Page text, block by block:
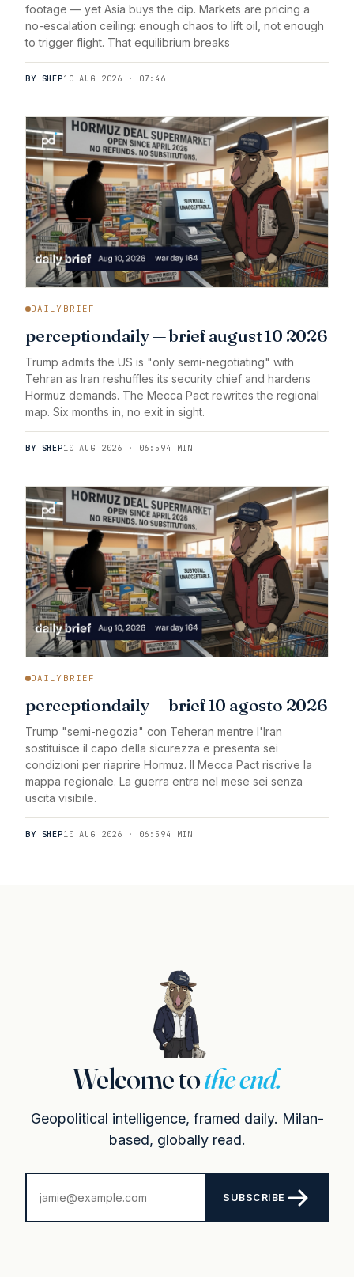
footage — yet Asia buys the dip. Markets are pricing a
no-escalation ceiling: enough chaos to lift oil, not enough
to trigger flight. That equilibrium breaks
BY SHEP10 AUG 2026 · 07:46
DAILYBRIEF
perceptiondaily — brief august 10 2026
Trump admits the US is "only semi-negotiating" with
Tehran as Iran reshuffles its security chief and hardens
Hormuz demands. The Mecca Pact rewrites the regional
map. Six months in, no exit in sight.
BY SHEP10 AUG 2026 · 06:594 MIN
DAILYBRIEF
perceptiondaily — brief 10 agosto 2026
Trump "semi-negozia" con Teheran mentre l'Iran
sostituisce il capo della sicurezza e presenta sei
condizioni per riaprire Hormuz. Il Mecca Pact riscrive la
mappa regionale. La guerra entra nel mese sei senza
uscita visibile.
BY SHEP10 AUG 2026 · 06:594 MIN
Welcome tothe end.
Geopolitical intelligence, framed daily. Milan-
based, globally read.
SUBSCRIBE